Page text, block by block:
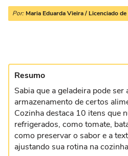
Por: Maria Eduarda Vieira / Licenciado
Resumo
Sabia que a geladeira pode ser
armazenamento de certos
Cozinha destaca 10 itens que
refrigerados, como tomate,
como preservar o sabor e a
ajustando sua rotina na